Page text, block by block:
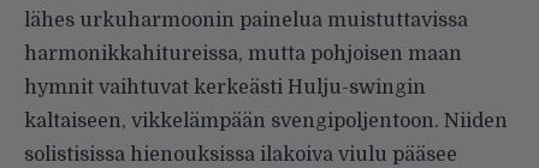
lähes urkuharmoonin painelua muistuttavissa
harmonikkahitureissa, mutta pohjoisen maan
hymnit vaihtuvat kerkeästi Hulju-swingin
kaltaiseen, vikkelämpään svengipoljentoon. Niiden
solistisissa hienouksissa ilakoiva viulu pääsee